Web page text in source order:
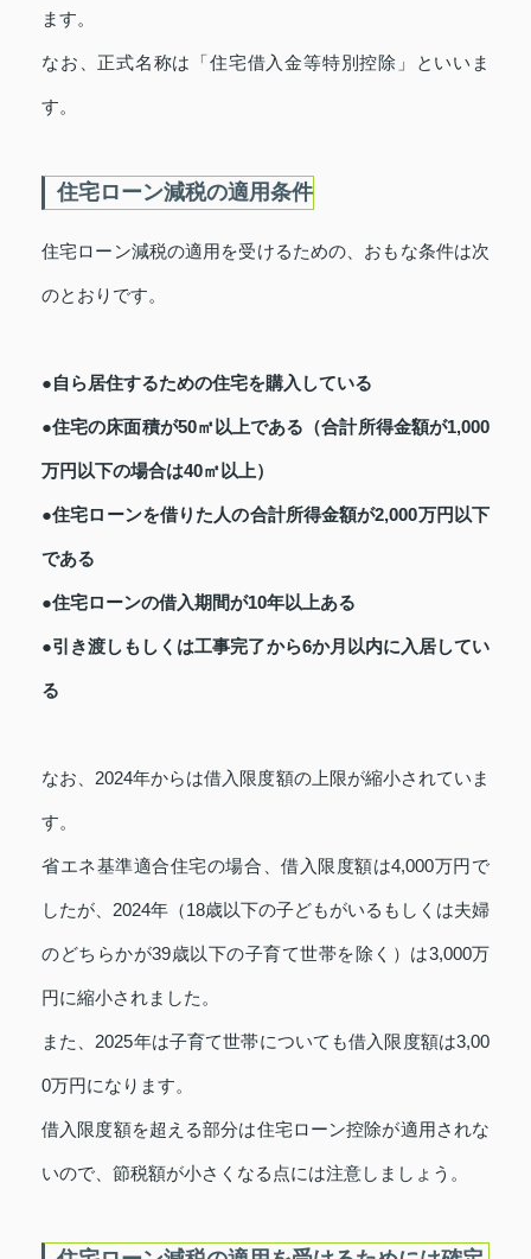
ます。
なお、正式名称は「住宅借入金等特別控除」といいま
す。
住宅ローン減税の適用条件
住宅ローン減税の適用を受けるための、おもな条件は次
のとおりです。
●自ら居住するための住宅を購入している
●住宅の床面積が50㎡以上である（合計所得金額が1,000
万円以下の場合は40㎡以上）
●住宅ローンを借りた人の合計所得金額が2,000万円以下
である
●住宅ローンの借入期間が10年以上ある
●引き渡しもしくは工事完了から6か月以内に入居してい
る
なお、2024年からは借入限度額の上限が縮小されていま
す。
省エネ基準適合住宅の場合、借入限度額は4,000万円で
したが、2024年（18歳以下の子どもがいるもしくは夫婦
のどちらかが39歳以下の子育て世帯を除く）は3,000万
円に縮小されました。
また、2025年は子育て世帯についても借入限度額は3,00
0万円になります。
借入限度額を超える部分は住宅ローン控除が適用されな
いので、節税額が小さくなる点には注意しましょう。